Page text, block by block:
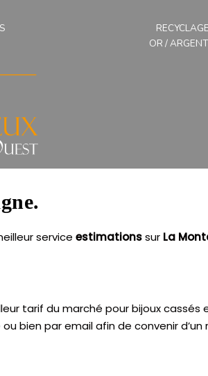
OR /
service estimationssur La
tarif du marché pour bijoux cassés
bien par email afin de convenir